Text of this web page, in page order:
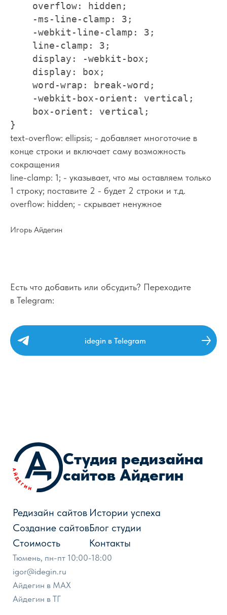
    overflow: hidden;
    -ms-line-clamp: 3;
    -webkit-line-clamp: 3;
    line-clamp: 3;
    display: -webkit-box;
    display: box;
    word-wrap: break-word;
    -webkit-box-orient: vertical;
    box-orient: vertical;
}
text-overflow: ellipsis; - добавляет многоточие в
конце строки и включает саму возможность
сокращения
line-clamp: 1; - указывает, что мы оставляем только
1 строку; поставите 2 - будет 2 строки и т.д.
overflow: hidden; - скрывает ненужное
Игорь Айдегин
Есть что добавить или обсудить? Переходите
в Telegram:
idegin в Telegram
сайтов Айдегин
Стоимость Контакты
Тюмень, пн-пт 10:00-18:00
Айдегин в ТГ
Политика обработки персональных данных